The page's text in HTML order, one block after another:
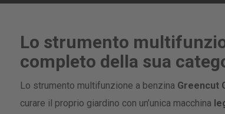
the
Lo strumento
completo della sua
Lo strumento multifunzione a benzina Greencut
curare il proprio giardino con un’unica macchina